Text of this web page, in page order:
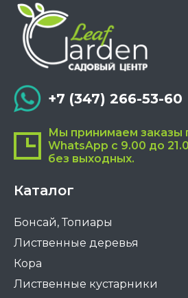
+7 (347) 266-53-60
Мы принимаем заказы
WhatsApp с 9.00 до
без выходных.
Каталог
Бонсай, Топиары
Лиственные деревья
Кора
Лиственные кустарники